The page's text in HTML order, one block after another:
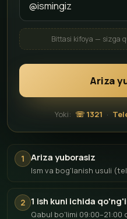
Bittasi kifoya — sizga
Ariza
Yoki: ☏ 1321 ·
1 Ariza yuborasiz
Ism va bog'lanish usuli
2 1 ish kuni ichida
Qabul bo'limi